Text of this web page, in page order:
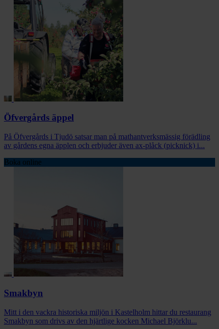
Öfvergårds äppel
På Öfvergårds i Tjudö satsar man på mathantverksmässig förädling
av gårdens egna äpplen och erbjuder även ax-plåck (picknick) i...
Boka online
Smakbyn
Mitt i den vackra historiska miljön i Kastelholm hittar du restaurang
Smakbyn som drivs av den hjärtlige kocken Michael Björklu...